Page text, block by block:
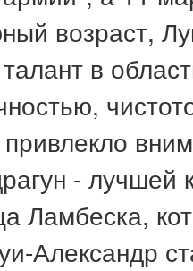
возраст,
в
-
Ламбеска,
Александр